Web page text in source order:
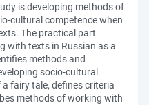
is developing methods of
cultural competence when
The practical part
with texts in Russian as a
methods and
socio-cultural
fairy tale, defines criteria
methods of working with